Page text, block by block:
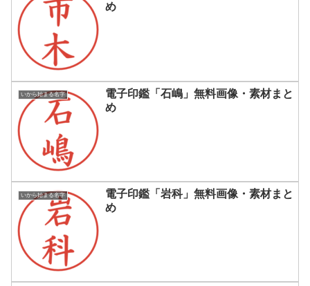
め
いから始まる名字
電子印鑑「石嶋」無料画像・素材まと
め
いから始まる名字
電子印鑑「岩科」無料画像・素材まと
め